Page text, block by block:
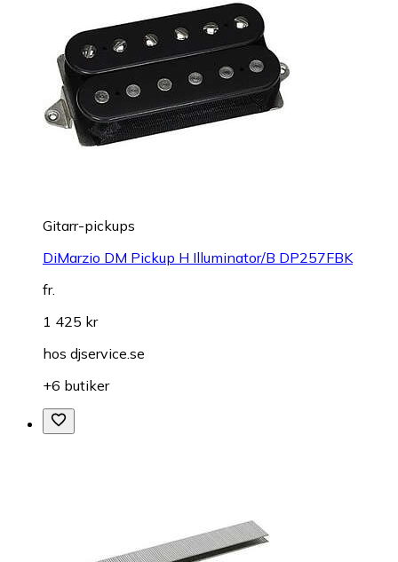
Hoppa över innehållet
Annons
Andra besökte även
Hoppa över innehållet